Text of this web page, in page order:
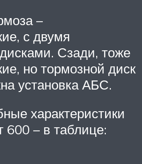
–
с двумя
Сзади, тоже
но тормозной диск
установка АБС.
характеристики
600 – в таблице: